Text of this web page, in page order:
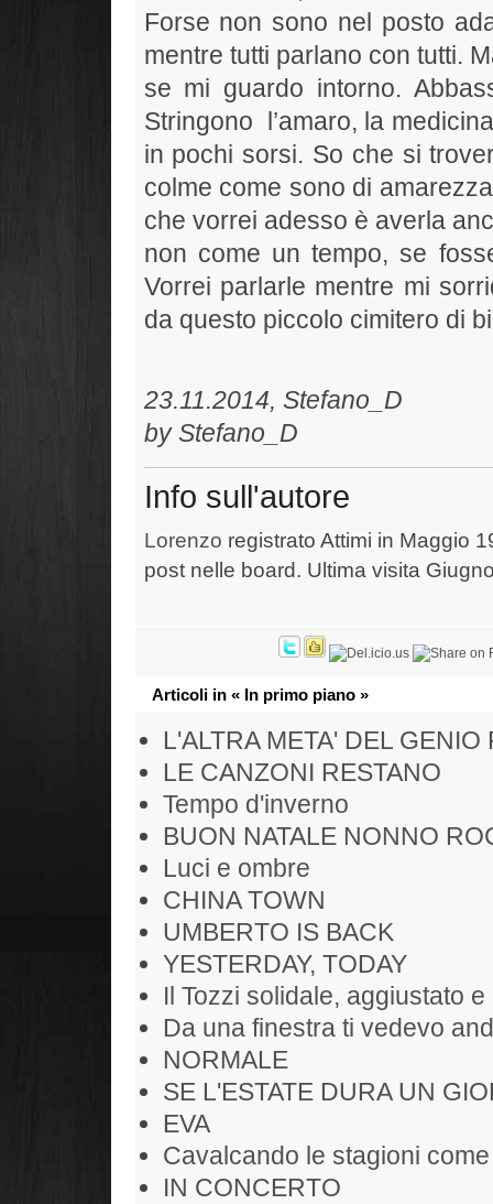
Forse non sono nel posto
mentre tutti parlano con tutti.
se mi guardo intorno.
Stringono
l’amaro, la
in pochi sorsi. So che si
colme come sono di
che vorrei adesso è averla
non come un tempo, se
Vorrei parlarle mentre mi
da questo piccolo cimitero di
23.11.2014,
by Stefano_D
Info sull'autore
Lorenzo registrato Attimi in Maggio
post nelle board. Ultima visita
Articoli in « In primo piano »
L'ALTRA META' DEL GENIO
LE CANZONI RESTANO
Tempo d'inverno
BUON NATALE NONNO
Luci e ombre
CHINA TOWN
UMBERTO IS BACK
YESTERDAY, TODAY
Il Tozzi solidale, aggiustato
Da una finestra ti vedevo
NORMALE
SE L'ESTATE DURA UN
EVA
Cavalcando le stagioni
IN CONCERTO